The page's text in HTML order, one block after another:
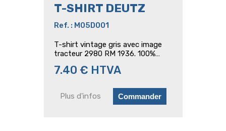
T-SHIRT DEUTZ
Ref. : M05D001
T-shirt vintage gris avec image
tracteur 2980 RM 1936. 100%
en taille XXL.
7.40 € HTVA
Plus d'infos